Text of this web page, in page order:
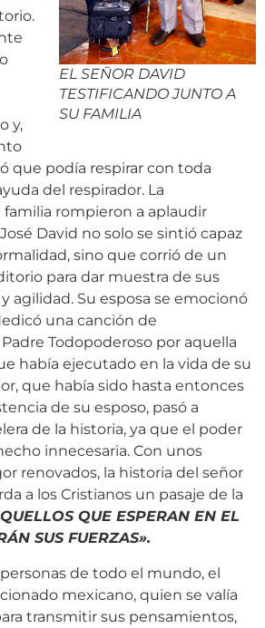
EL SEÑOR DAVID
TESTIFICANDO JUNTO A
SU FAMILIA
y,
que podía respirar con toda
del respirador. La
rompieron a aplaudir
David no solo se sintió capaz
sino que corrió de un
para dar muestra de sus
agilidad. Su esposa se emocionó
una canción de
Todopoderoso por aquella
había ejecutado en la vida de su
que había sido hasta entonces
de su esposo, pasó a
de la historia, ya que el poder
innecesaria. Con unos
renovados, la historia del señor
a los Cristianos un pasaje de la
QUE ESPERAN EN EL
SUS FUERZAS».
de todo el mundo, el
mexicano, quien se valía
transmitir sus pensamientos,